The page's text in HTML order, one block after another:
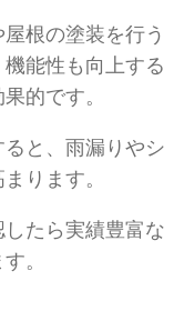
根の塗装を行う
能性も向上する
的です。
と、雨漏りやシ
ります。
たら実績豊富な
。